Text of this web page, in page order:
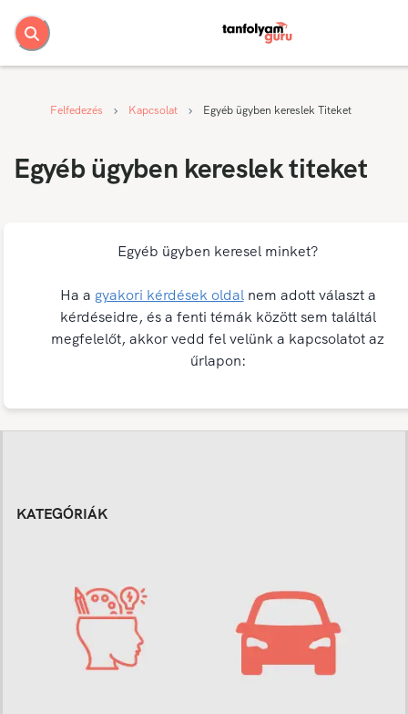
Felfedezés Kapcsolat Egyéb ügyben kereslek Titeket
Egyéb ügyben kereslek titeket
Egyéb ügyben keresel minket?
Ha a gyakori kérdések oldal nem adott választ a
kérdéseidre, és a fenti témák között sem találtál
megfelelőt, akkor vedd fel velünk a kapcsolatot az
űrlapon:
KATEGÓRIÁK